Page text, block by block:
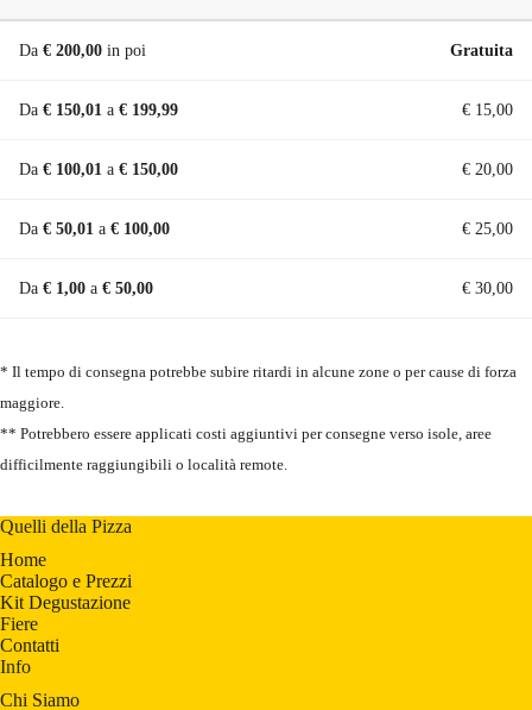
Da € 200,00 in poi Gratuita
Da € 150,01 a € 199,99 € 15,00
Da € 100,01 a € 150,00 € 20,00
Da € 50,01 a € 100,00 € 25,00
Da € 1,00 a € 50,00 € 30,00
* Il tempo di consegna potrebbe subire ritardi in alcune zone o per cause di forza
maggiore.
** Potrebbero essere applicati costi aggiuntivi per consegne verso isole, aree
difficilmente raggiungibili o località remote.
Quelli della Pizza
Home
Catalogo e Prezzi
Kit Degustazione
Fiere
Contatti
Info
Chi Siamo